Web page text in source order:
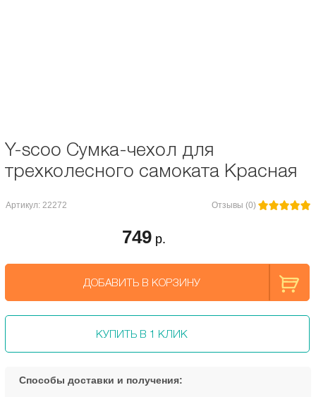
Y-scoo Сумка-чехол для
трехколесного самоката Красная
Артикул: 22272 Отзывы (0)
749 р.
ДОБАВИТЬ В КОРЗИНУ
КУПИТЬ В 1 КЛИК
Способы доставки и получения: